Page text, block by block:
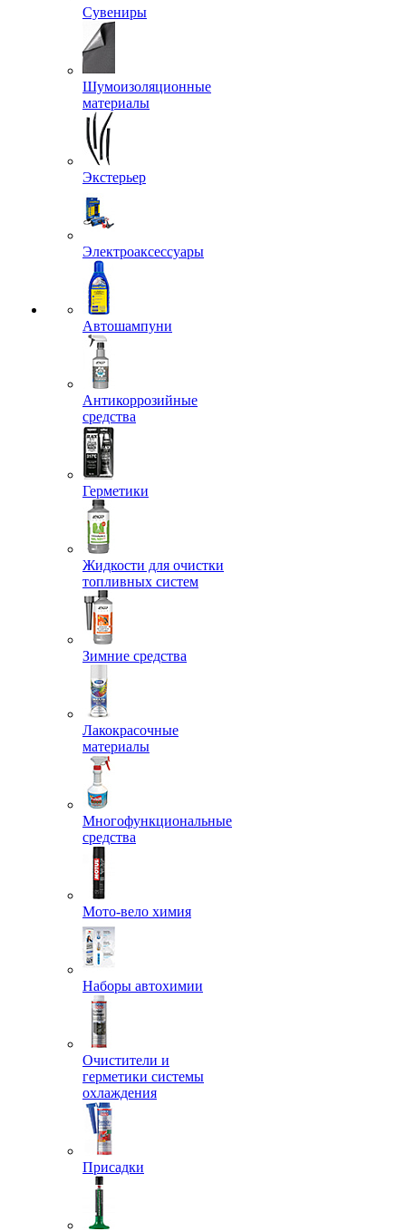
Сувениры
Шумоизоляционные
материалы
Экстерьер
Электроаксессуары
Автошампуни
Антикоррозийные
средства
Герметики
Жидкости для очистки
топливных систем
Зимние средства
Лакокрасочные
материалы
Многофункциональные
средства
Мото-вело химия
Наборы автохимии
Очистители и
герметики системы
охлаждения
Присадки